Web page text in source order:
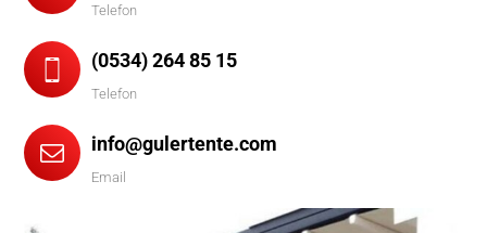
Telefon
(0534) 264 85 15
Telefon
info@gulertente.com
Email